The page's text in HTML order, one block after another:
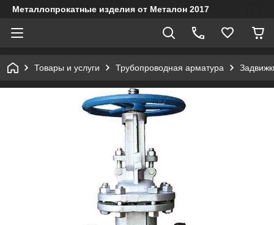
Металлопрокатные изделия от Металон 2017
Товары и услуги Трубопроводная арматура